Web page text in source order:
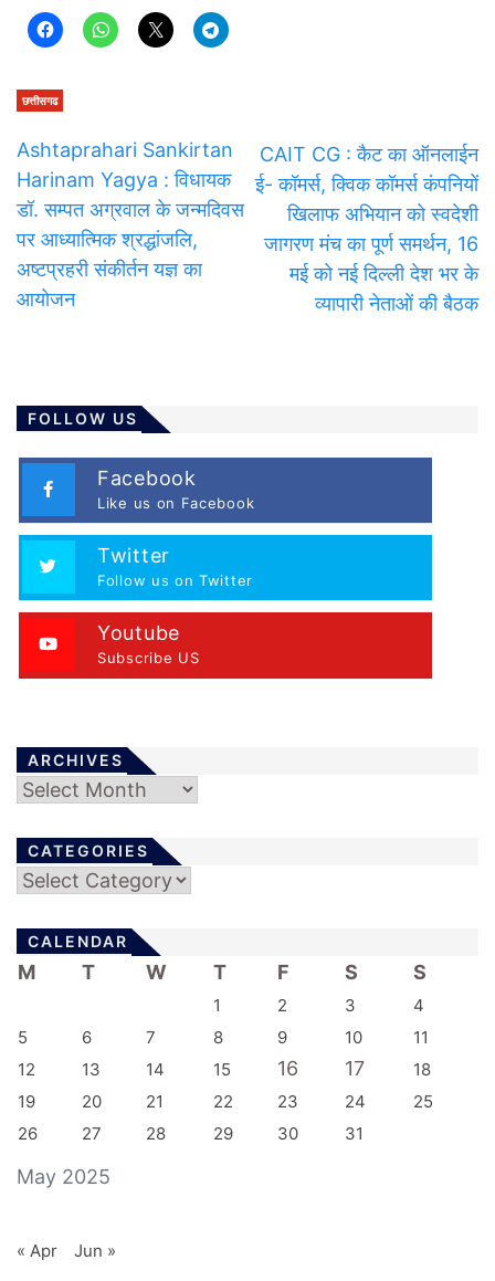
छत्तीसगढ
Ashtaprahari Sankirtan
Harinam Yagya : विधायक
डॉ. सम्पत अग्रवाल के जन्मदिवस
पर आध्यात्मिक श्रद्धांजलि,
अष्टप्रहरी संकीर्तन यज्ञ का
आयोजन
CAIT CG : कैट का ऑनलाईन
ई- कॉमर्स, क्विक कॉमर्स कंपनियों
खिलाफ अभियान को स्वदेशी
जागरण मंच का पूर्ण समर्थन, 16
मई को नई दिल्ली देश भर के
व्यापारी नेताओं की बैठक
FOLLOW US
Facebook
Like us on Facebook
Twitter
Follow us on Twitter
Youtube
Subscribe US
ARCHIVES
Archives
CATEGORIES
Categories
CALENDAR
May 2025
M T W T F S S
1 2 3
4
5
6 7 8 9 10
11
12
13 14 15 16 17
18
19
20 21 22 23 24
25
26
27 28 29 30 31
« Apr Jun »